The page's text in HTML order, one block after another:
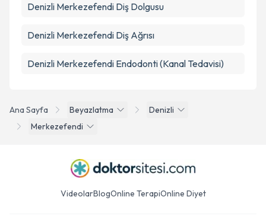
Ana Sayfa Beyazlatma
Denizli
Merkezefendi
Denizli Merkezefendi Diş Dolgusu
Denizli Merkezefendi Diş Ağrısı
Denizli Merkezefendi Endodonti (Kanal Tedavisi)
VideolarBlogOnline TerapiOnline Diyet